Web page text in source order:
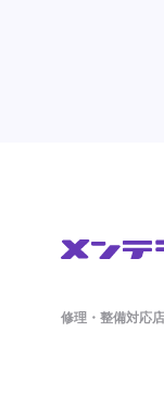
修理・整備対応